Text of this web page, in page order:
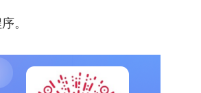
。